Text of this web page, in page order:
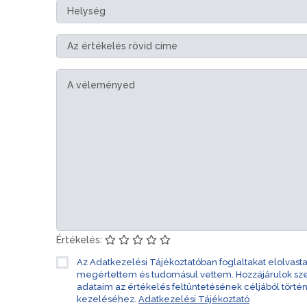
Értékelés:
Az Adatkezelési Tájékoztatóban foglaltakat
megértettem és tudomásul vettem. Hozzájárulok
adataim az értékelés feltüntetésének céljából
kezeléséhez. Adatkezelési Tájékoztató